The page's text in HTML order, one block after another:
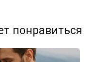
понравиться